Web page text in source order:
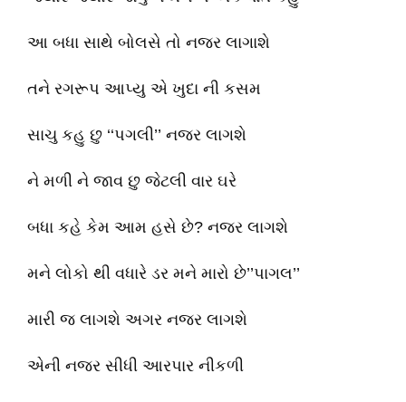
આ બધા સાથે બોલસે તો નજર લાગાશે
તને રગરૂપ આપ્યુ એ ખુદા ની કસમ
સાચુ કહુ છુ ‘‘પગલી’’ નજર લાગશે
ને મળી ને જાવ છુ જેટલી વાર ઘરે
બધા કહે કેમ આમ હસે છે? નજર લાગશે
મને લોકો થી વધારે ડર મને મારો છે’’પાગલ’’
મારી જ લાગશે અગર નજર લાગશે
એની નજર સીધી આરપાર નીકળી